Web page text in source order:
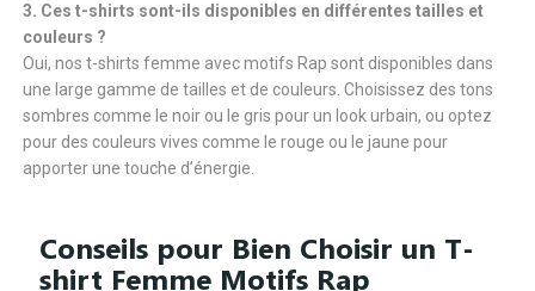
3. Ces t-shirts sont-ils disponibles en différentes tailles et
couleurs ?
Oui, nos t-shirts femme avec motifs Rap sont disponibles dans
une large gamme de tailles et de couleurs. Choisissez des tons
sombres comme le noir ou le gris pour un look urbain, ou optez
pour des couleurs vives comme le rouge ou le jaune pour
apporter une touche d’énergie.
Conseils pour Bien Choisir un T-
shirt Femme Motifs Rap